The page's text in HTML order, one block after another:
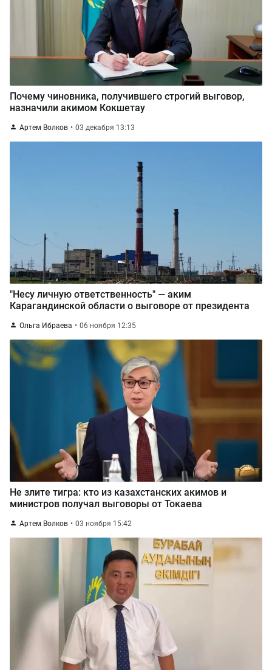
Почему чиновника, получившего строгий выговор,
назначили акимом Кокшетау
Артем Волков 03 декабря 13:13
"Несу личную ответственность" — аким
Карагандинской области о выговоре от президента
Ольга Ибраева 06 ноября 12:35
Не злите тигра: кто из казахстанских акимов и
министров получал выговоры от Токаева
Артем Волков 03 ноября 15:42